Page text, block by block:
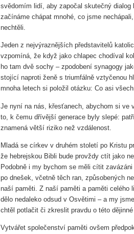
svědomím lidí, aby započal skutečný
začínáme chápat mnohé, co jsme
nechtěli.
Jeden z nejvýraznějších představitelů
vzpomíná, že když jako chlapec chodíval
ho tam dvě sochy – zpodobení synagogy
stojící naproti ženě s triumfálně vztyčenou
mnoha letech si položil otázku: Co asi
Je nyní na nás, křesťanech, abychom si ve
to, k čemu dřívější generace byly slepé:
znamená větší riziko než vzdálenost.
Mladá se církev v druhém století po Kristu
že hebrejskou Bibli bude provždy ctít jako
Podobně i my bychom se měli cítit
po dnešek, včetně těch ran, způsobených
naší paměti. Z naší paměti a paměti
dělo nedaleko odsud v Osvětimi – a my
chtěl potlačit či zkreslit pravdu o této
Vytvářet společenství paměti ovšem